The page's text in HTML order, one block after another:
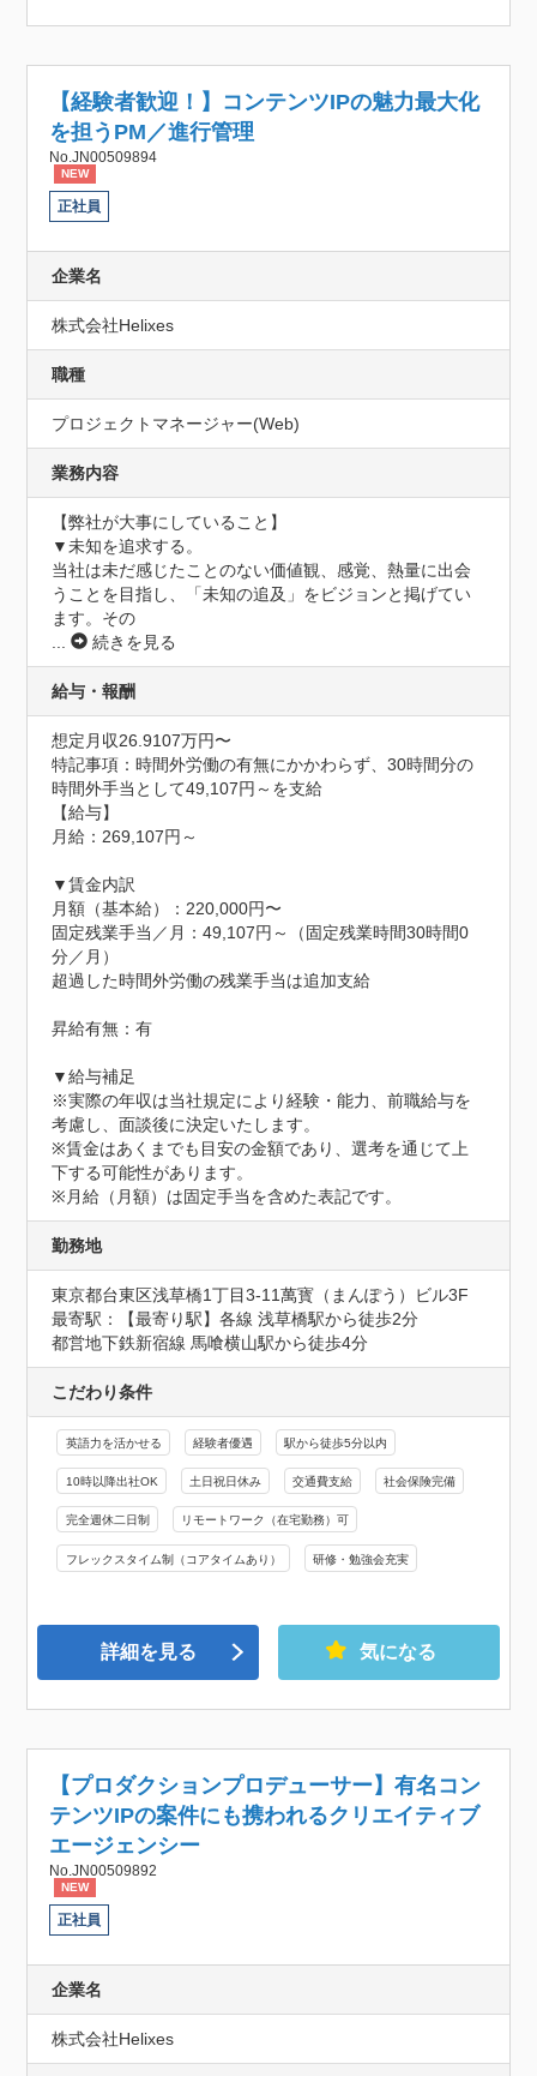
【経験者歓迎！】コンテンツIPの魅力最大化
を担うPM／進行管理
No.JN00509894
NEW
正社員
企業名
株式会社Helixes
職種
プロジェクトマネージャー(Web)
業務内容
【弊社が大事にしていること】
▼未知を追求する。
当社は未だ感じたことのない価値観、感覚、熱量に出会
うことを目指し、「未知の追及」をビジョンと掲げてい
ます。その
...
続きを見る
給与・報酬
想定月収26.9107万円〜
特記事項：時間外労働の有無にかかわらず、30時間分の
時間外手当として49,107円～を支給
【給与】
月給：269,107円～
▼賃金内訳
月額（基本給）：220,000円〜
固定残業手当／月：49,107円～（固定残業時間30時間0
分／月）
超過した時間外労働の残業手当は追加支給
昇給有無：有
▼給与補足
※実際の年収は当社規定により経験・能力、前職給与を
考慮し、面談後に決定いたします。
※賃金はあくまでも目安の金額であり、選考を通じて上
下する可能性があります。
※月給（月額）は固定手当を含めた表記です。
勤務地
東京都台東区浅草橋1丁目3-11萬寳（まんぽう）ビル3F
最寄駅：【最寄り駅】各線 浅草橋駅から徒歩2分
都営地下鉄新宿線 馬喰横山駅から徒歩4分
こだわり条件
英語力を活かせる 経験者優遇 駅から徒歩5分以内
10時以降出社OK 土日祝日休み 交通費支給 社会保険完備
完全週休二日制 リモートワーク（在宅勤務）可
フレックスタイム制（コアタイムあり） 研修・勉強会充実
詳細を見る 気になる
【プロダクションプロデューサー】有名コン
テンツIPの案件にも携われるクリエイティブ
エージェンシー
No.JN00509892
NEW
正社員
企業名
株式会社Helixes